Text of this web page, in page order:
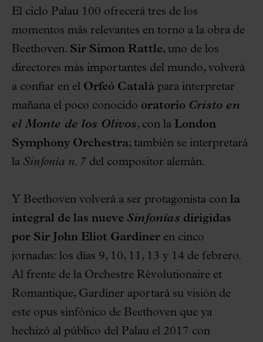
El ciclo Palau 100 ofrecerá tres de los
momentos más relevantes en torno a la obra de
Beethoven. Sir Simon Rattle, uno de los
directores más importantes del mundo, volverá
a confiar en el Orfeó Català para interpretar
mañana el poco conocido oratorio Cristo en
el Monte de los Olivos, con la London
Symphony Orchestra; también se interpretará
la Sinfonía n. 7 del compositor alemán.
Y Beethoven volverá a ser protagonista con la
integral de las nueve Sinfonías dirigidas
por Sir John Eliot Gardiner en cinco
jornadas: los días 9, 10, 11, 13 y 14 de febrero.
Al frente de la Orchestre Révolutionaire et
Romantique, Gardiner aportará su visión de
este opus sinfónico de Beethoven que ya
hechizó al público del Palau el 2017 con